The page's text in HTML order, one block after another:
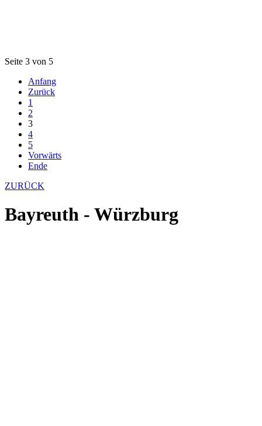
Seite 3 von 5
Anfang
Zurück
1
2
3
4
5
Vorwärts
Ende
ZURÜCK
Bayreuth - Würzburg